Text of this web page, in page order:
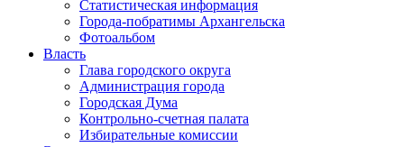
Статистическая информация
Города-побратимы Архангельска
Фотоальбом
Власть
Глава городского округа
Администрация города
Городская Дума
Контрольно-счетная палата
Избирательные комиссии